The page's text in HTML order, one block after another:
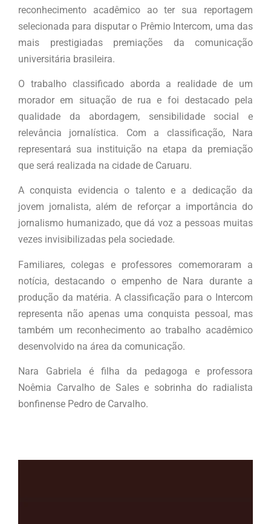
reconhecimento acadêmico ao ter sua reportagem
selecionada para disputar o Prêmio Intercom, uma das
mais prestigiadas premiações da comunicação
universitária brasileira.
O trabalho classificado aborda a realidade de um
morador em situação de rua e foi destacado pela
qualidade da abordagem, sensibilidade social e
relevância jornalística. Com a classificação, Nara
representará sua instituição na etapa da premiação
que será realizada na cidade de Caruaru.
A conquista evidencia o talento e a dedicação da
jovem jornalista, além de reforçar a importância do
jornalismo humanizado, que dá voz a pessoas muitas
vezes invisibilizadas pela sociedade.
Familiares, colegas e professores comemoraram a
notícia, destacando o empenho de Nara durante a
produção da matéria. A classificação para o Intercom
representa não apenas uma conquista pessoal, mas
também um reconhecimento ao trabalho acadêmico
desenvolvido na área da comunicação.
Nara Gabriela é filha da pedagoga e professora
Noêmia Carvalho de Sales e sobrinha do radialista
bonfinense Pedro de Carvalho.